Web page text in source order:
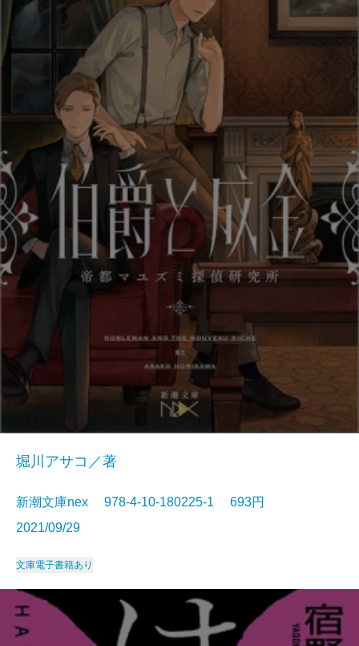
堀川アサコ／著
新潮文庫nex 978-4-10-180225-1 693円
2021/09/29
文庫電子書籍あり